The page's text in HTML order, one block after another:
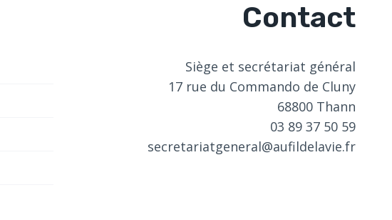
Contact
Siège et secrétariat général
17 rue du Commando de Cluny
68800 Thann
03 89 37 50 59
secretariatgeneral@aufildelavie.fr